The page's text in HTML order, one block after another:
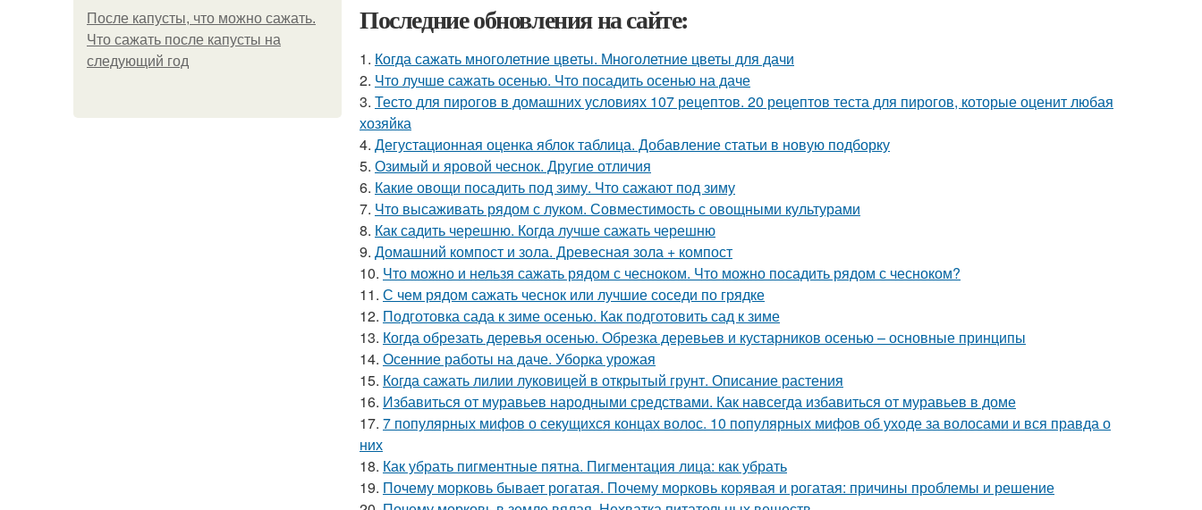
После капусты, что можно сажать.
Что сажать после капусты на
следующий год
Последние обновления на сайте:
1. Когда сажать многолетние цветы. Многолетние цветы для дачи
2. Что лучше сажать осенью. Что посадить осенью на даче
3. Тесто для пирогов в домашних условиях 107 рецептов. 20 рецептов теста для пирогов, которые оценит любая
хозяйка
4. Дегустационная оценка яблок таблица. Добавление статьи в новую подборку
5. Озимый и яровой чеснок. Другие отличия
6. Какие овощи посадить под зиму. Что сажают под зиму
7. Что высаживать рядом с луком. Совместимость с овощными культурами
8. Как садить черешню. Когда лучше сажать черешню
9. Домашний компост и зола. Древесная зола + компост
10. Что можно и нельзя сажать рядом с чесноком. Что можно посадить рядом с чесноком?
11. С чем рядом сажать чеснок или лучшие соседи по грядке
12. Подготовка сада к зиме осенью. Как подготовить сад к зиме
13. Когда обрезать деревья осенью. Обрезка деревьев и кустарников осенью – основные принципы
14. Осенние работы на даче. Уборка урожая
15. Когда сажать лилии луковицей в открытый грунт. Описание растения
16. Избавиться от муравьев народными средствами. Как навсегда избавиться от муравьев в доме
17. 7 популярных мифов о секущихся концах волос. 10 популярных мифов об уходе за волосами и вся правда о
них
18. Как убрать пигментные пятна. Пигментация лица: как убрать
19. Почему морковь бывает рогатая. Почему морковь корявая и рогатая: причины проблемы и решение